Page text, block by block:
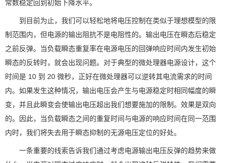
常数稳定回到初始下降水平。
到目前为止，我们可以轻松地将电压控制在类似于理想模型的限
制范围内，但电源的输出阻抗不是电阻性的。输出电压在瞬态后稳定
之前反弹。当负载瞬态重复率在电源电压的回弹响应时间内发生初始
瞬态的反转时，就会出现问题。对于典型的微处理器电源设计，这个
时间是 10 到 20 微秒，正好在微处理器可以逆转其电流需求的时间
内。如果发生这种情况，输出电压会产生与电源稳定时相同幅度的瞬
变，并且此瞬变会使输出电压超出我们想要施加的限制。效果是双向
的。因此，当负载瞬态之间的重复时间与电源的响应时间在同一范围
内时，我们将失去用于瞬态抑制的无源电压定位的好处。
一条重要的线索告诉我们通过考虑电源输出电压反弹的趋势来做